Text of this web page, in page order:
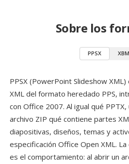
Sobre los
PPSX XBM
PPSX (PowerPoint Slideshow
XML del formato heredado PPS,
con Office 2007. Al igual qué PPTX,
archivo ZIP qué contiene partes
diapositivas, diseños, temas y
especificación Office Open XML.
es el comportamiento: al abrir un